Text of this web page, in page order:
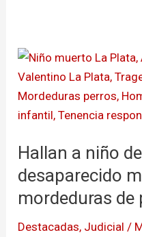
Hallan a niño
desaparecido
mordeduras de
Destacadas, Judicial /
Hallan
a
niño
de
años
desaparecido
mordeduras